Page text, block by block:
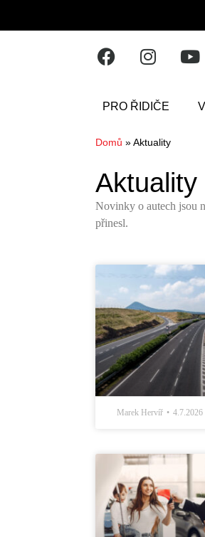
PRO ŘIDIČE
Domů » Aktuality
Aktuality
Novinky o autech jsou
přinesl.
Marek Hervíř 4.7.2026